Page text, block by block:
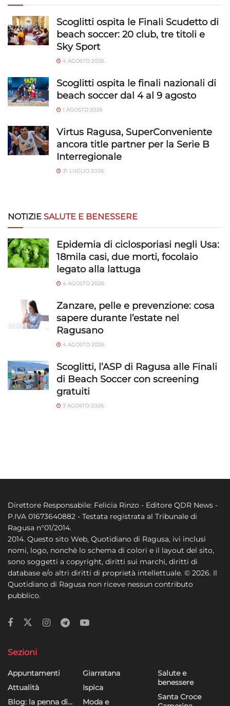
Scoglitti ospita le Finali Scudetto di
beach soccer: 20 club, tre titoli e
Sky Sport
4 AGOSTO 2026
Scoglitti ospita le finali nazionali di
beach soccer dal 4 al 9 agosto
1 AGOSTO 2026
Virtus Ragusa, SuperConveniente
ancora title partner per la Serie B
Interregionale
31 LUGLIO 2026
NOTIZIE SALUTE E BENESSERE
Epidemia di ciclosporiasi negli Usa:
18mila casi, due morti, focolaio
legato alla lattuga
4 AGOSTO 2026
Zanzare, pelle e prevenzione: cosa
sapere durante l’estate nel
Ragusano
4 AGOSTO 2026
Scoglitti, l’ASP di Ragusa alle Finali
di Beach Soccer con screening
gratuiti
3 AGOSTO 2026
Direttore Responsabile: Felicia Rinzo - Editore QDR News -
P.IVA 01673640882 - Testata registrata al Tribunale di
Ragusa n°01/2014.
2014. Questo sito Web, Quotidiano di Ragusa, ivi inclusi
nomi, logo, nonchè lo schema di colori e il layout del sito,
sono soggetti a copyright, diritti sui marchi, diritti di
database e/o altri diritti di proprietà intellettuale. © 2026. Il
Quotidiano di Ragusa non riceve nessun contributo
pubblico.
Sezioni
Appuntamenti
Attualità
Blog: la penna di…
Giarratana
Ispica
Moda e
Salute e
benessere
Santa Croce